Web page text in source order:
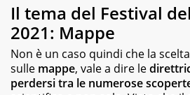
Il tema del Festival
2021: Mappe
Non è un caso quindi che la
sulle mappe, vale a dire le
perdersi tra le numerose